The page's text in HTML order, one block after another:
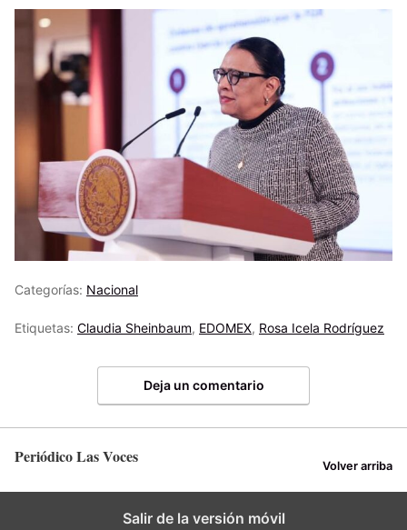
Categorías: Nacional
Etiquetas: Claudia Sheinbaum, EDOMEX, Rosa Icela Rodríguez
Deja un comentario
Periódico Las Voces Volver arriba
Salir de la versión móvil